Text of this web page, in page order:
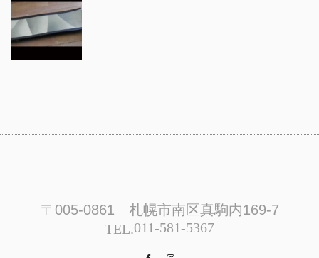
〒005-0861 札幌市南区真駒内169-7
TEL.011-581-5367